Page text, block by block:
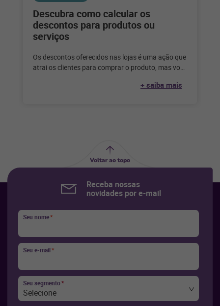
Descubra como calcular os
descontos para produtos ou
serviços
Os descontos oferecidos nas lojas é uma ação que
atrai os clientes para comprar o produto, mas você
+ saiba mais
Voltar ao topo
Receba nossas
novidades por e-mail
Seu nome*
Seu e-mail*
Seu segmento*
Selecione